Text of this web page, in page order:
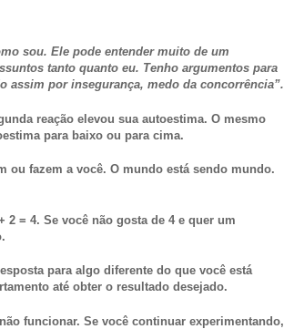
sou. Ele pode entender muito de um
tanto quanto eu. Tenho argumentos para
assim por insegurança, medo da concorrência”.
reação elevou sua autoestima. O mesmo
para baixo ou para cima.
ou fazem a você. O mundo está sendo mundo.
2 = 4. Se você não gosta de 4 e quer um
para algo diferente do que você está
até obter o resultado desejado.
funcionar. Se você continuar experimentando,